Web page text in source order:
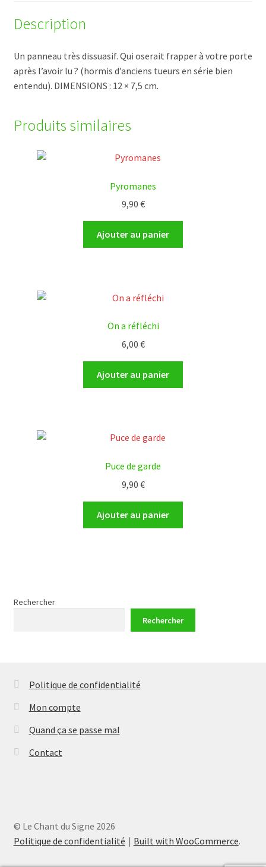
Description
Un panneau très dissuasif. Qui oserait frapper à votre porte
après l’avoir lu ? (hormis d’anciens tueurs en série bien
entendu). DIMENSIONS : 12 × 7,5 cm.
Produits similaires
Pyromanes
9,90 €
Ajouter au panier
On a réfléchi
6,00 €
Ajouter au panier
Puce de garde
9,90 €
Ajouter au panier
Rechercher
Rechercher
Politique de confidentialité
Mon compte
Quand ça se passe mal
Contact
© Le Chant du Signe 2026
Politique de confidentialité
Built with WooCommerce.